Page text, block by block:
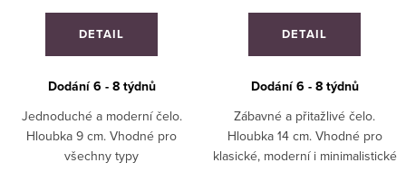
DETAIL
Dodání 6 - 8 týdnů
Jednoduché a moderní čelo.
Hloubka 9 cm. Vhodné pro
všechny typy
DETAIL
Dodání 6 - 8 týdnů
Zábavné a přitažlivé čelo.
Hloubka 14 cm. Vhodné pro
klasické, moderní i minimalistické